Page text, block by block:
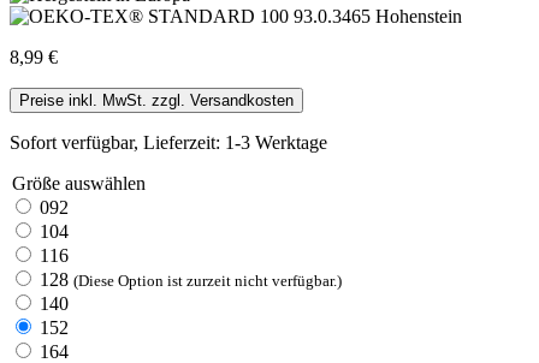
8,99 €
Preise inkl. MwSt. zzgl. Versandkosten
Sofort verfügbar, Lieferzeit: 1-3 Werktage
Größe auswählen
092
104
116
128 (Diese Option ist zurzeit nicht verfügbar.)
140
152
164